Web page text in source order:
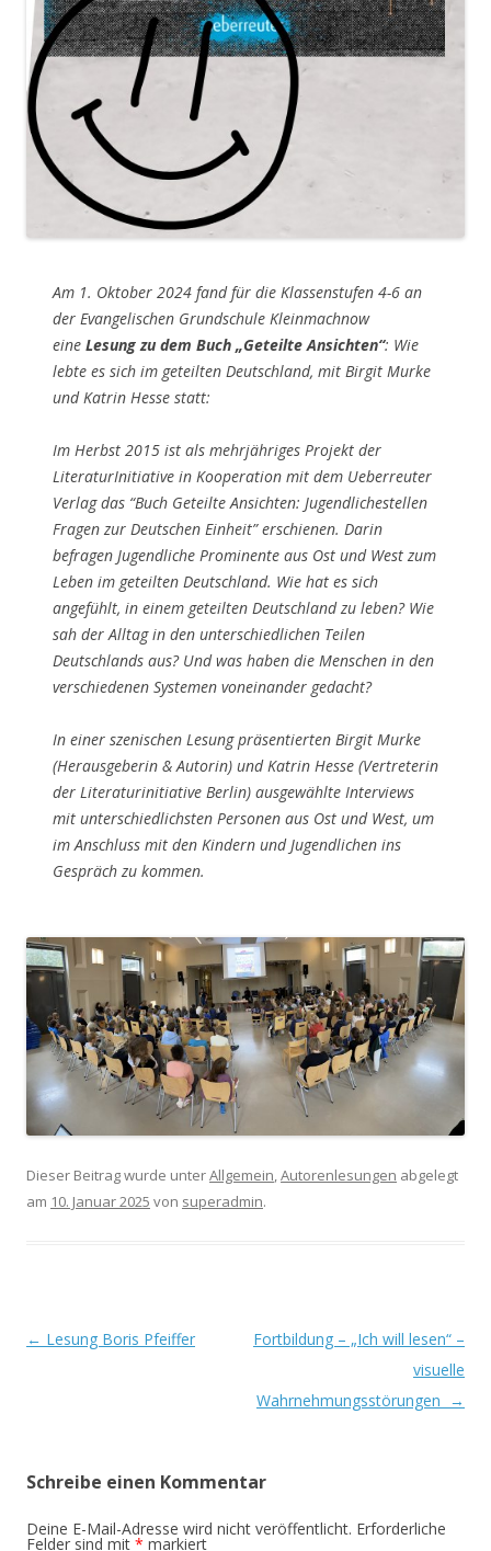
Am 1. Oktober 2024 fand für die Klassenstufen 4-6 an
der Evangelischen Grundschule Kleinmachnow
eine Lesung zu dem Buch „Geteilte Ansichten“: Wie
lebte es sich im geteilten Deutschland, mit Birgit Murke
und Katrin Hesse statt:
Im Herbst 2015 ist als mehrjähriges Projekt der
LiteraturInitiative in Kooperation mit dem Ueberreuter
Verlag das “Buch Geteilte Ansichten: Jugendlichestellen
Fragen zur Deutschen Einheit” erschienen. Darin
befragen Jugendliche Prominente aus Ost und West zum
Leben im geteilten Deutschland. Wie hat es sich
angefühlt, in einem geteilten Deutschland zu leben? Wie
sah der Alltag in den unterschiedlichen Teilen
Deutschlands aus? Und was haben die Menschen in den
verschiedenen Systemen voneinander gedacht?
In einer szenischen Lesung präsentierten Birgit Murke
(Herausgeberin & Autorin) und Katrin Hesse (Vertreterin
der Literaturinitiative Berlin) ausgewählte Interviews
mit unterschiedlichsten Personen aus Ost und West, um
im Anschluss mit den Kindern und Jugendlichen ins
Gespräch zu kommen.
Dieser Beitrag wurde unterAllgemein,Autorenlesungen abgelegt
am 10. Januar 2025 von superadmin.
Beitrags-
← Lesung Boris Pfeiffer
Fortbildung – „Ich will lesen“ –
visuelle
Wahrnehmungsstörungen →
Schreibe einen Kommentar
Deine E-Mail-Adresse wird nicht veröffentlicht. Erforderliche
Felder sind mit * markiert